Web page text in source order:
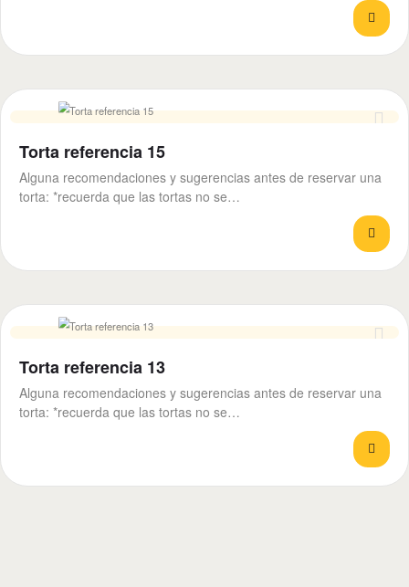
Torta referencia 15
Alguna recomendaciones y sugerencias antes de reservar una
torta: *recuerda que las tortas no se…
Torta referencia 13
Alguna recomendaciones y sugerencias antes de reservar una
torta: *recuerda que las tortas no se…